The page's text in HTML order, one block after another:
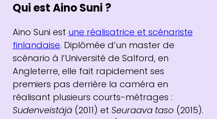
Qui est Aino Suni ?
Aino Suni est une réalisatrice et scénariste
finlandaise. Diplômée d’un master de
scénario à l’Université de Salford, en
Angleterre, elle fait rapidement ses
premiers pas derrière la caméra en
réalisant plusieurs courts-métrages :
Sudenveistäjä(2011) et Seuraava taso (2015).